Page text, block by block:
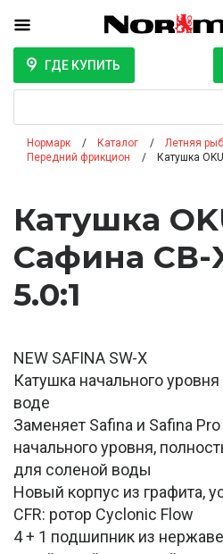
ГДЕ КУПИТЬ
Нормарк Каталог Летняя
Передний фрикцион
Катушка
Катушка
Сафина СВ-
5.0:1
NEW SAFINA SW-X
Катушка начального
воде
Заменяет Safina и Safina
начального уровня,
для соленой воды
Новый корпус из графита,
CFR: ротор Cyclonic Flow
4 + 1 подшипник из